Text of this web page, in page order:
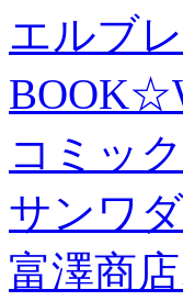
エルブ
コミッ
サンワ
富澤商